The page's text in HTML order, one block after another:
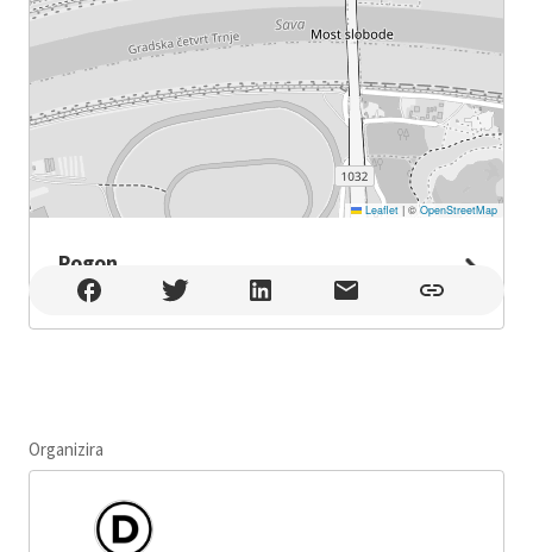
Leaflet |©OpenStreetMap
Pogon
Pogon , Zagreb
Organizira